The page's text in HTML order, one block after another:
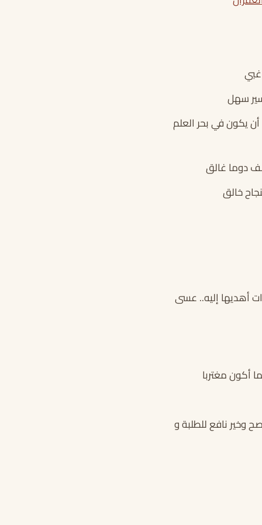
غبي
سهل
يكون في بحر العلم
دوما غالق
خالق
أهديها إليه.. عسى
أكون مغتربا
وخير نافع للطلبة و